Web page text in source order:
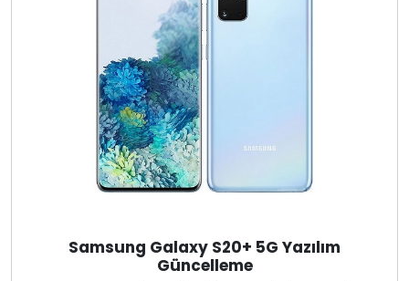
Samsung Galaxy S20+ 5G Yazılım
Güncelleme